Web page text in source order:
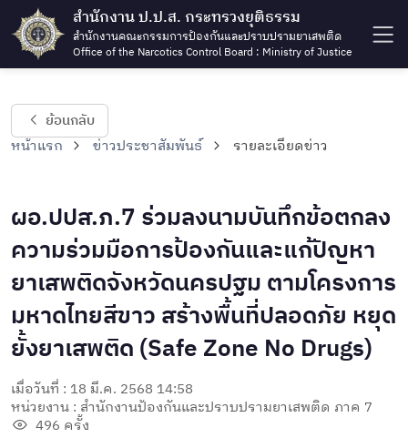
สำนักงาน ป.ป.ส. กระทรวงยุติธรรม
สำนักงานคณะกรรมการป้องกันและปราบปรามยาเสพติด
Office of the Narcotics Control Board : Ministry of Justice
ย้อนกลับ
หน้าแรก ข่าวประชาสัมพันธ์ รายละเอียดข่าว
ผอ.ปปส.ภ.7 ร่วมลงนามบันทึกข้อตกลง
ความร่วมมือการป้องกันและแก้ปัญหา
ยาเสพติดจังหวัดนครปฐม ตามโครงการ
มหาดไทยสีขาว สร้างพื้นที่ปลอดภัย หยุด
ยั้งยาเสพติด (Safe Zone No Drugs)
เมื่อวันที่ : 18 มี.ค. 2568 14:58
หน่วยงาน : สำนักงานป้องกันและปราบปรามยาเสพติด ภาค 7
496 ครั้ง